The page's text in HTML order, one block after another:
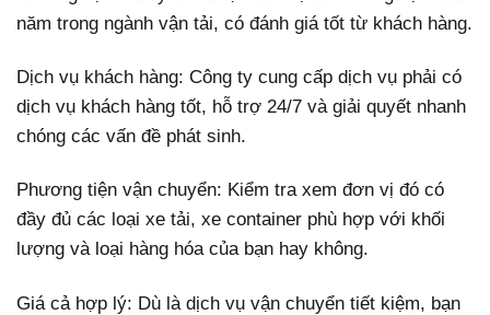
năm trong ngành vận tải, có đánh giá tốt từ khách hàng.
Dịch vụ khách hàng: Công ty cung cấp dịch vụ phải có
dịch vụ khách hàng tốt, hỗ trợ 24/7 và giải quyết nhanh
chóng các vấn đề phát sinh.
Phương tiện vận chuyển: Kiểm tra xem đơn vị đó có
đầy đủ các loại xe tải, xe container phù hợp với khối
lượng và loại hàng hóa của bạn hay không.
Giá cả hợp lý: Dù là dịch vụ vận chuyển tiết kiệm, bạn